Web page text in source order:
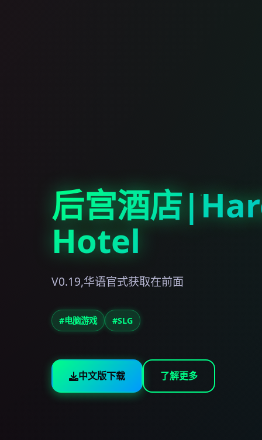
后宫酒店
Hotel
V0.19,华语官式获取在前面
#电脑游戏 #SLG
中文版下载 了解更多